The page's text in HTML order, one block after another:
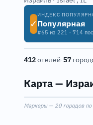
✓
ИНДЕКС
Популярная
#65 из 221 · 714
412отелей·57
Карта —
+
Маркеры — 20 городов по